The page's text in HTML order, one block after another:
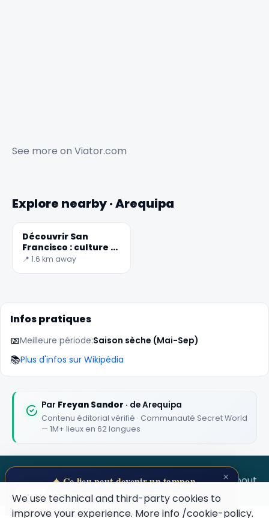
See more on Viator.com
Explore nearby · Arequipa
Découvrir San
Francisco : culture et
beautés à ne pas
📍 1.6 km away
Infos pratiques
📅Meilleure période:Saison sèche (Mai-Sep)
📚Plus d'infos sur Wikipédia
Par Freyan Sandor · de Arequipa
Contenu éditorial vérifié · Communauté Secret World
— 1M+ lieux en 62 langues
SECRET WORLD TermsPrivacyAbout
🏆Rated best travel app worldwide
We use technical and third-party cookies to
improve your experience. More info /cookie-policy.
×
✦ Ce lieu peut devenir un tampon
Collectionne les lieux secrets dans ton